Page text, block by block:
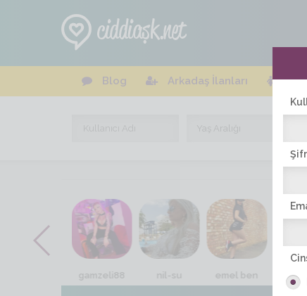
Blog Arkadaş İlanları
gamzeli88 nil-su emel ben